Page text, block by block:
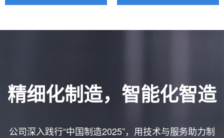
精细化制造，智能化智造
公司深入践行“中国制造2025”，用技术与服务助力制